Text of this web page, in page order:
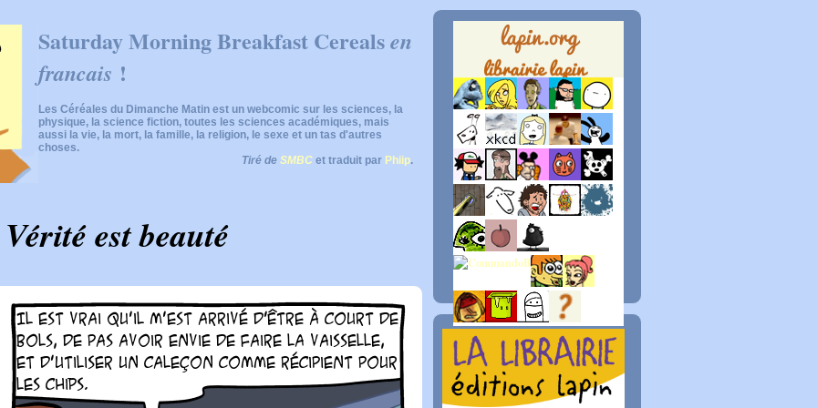
Saturday Morning Breakfast Cerealsen
francais !
Les Céréales du Dimanche Matin est un webcomic sur les sciences, la
physique, la science fiction, toutes les sciences académiques, mais
aussi la vie, la mort, la famille, la religion, le sexe et un tas d'autres
choses.
Tiré de SMBC et traduit par Phiip.
est beauté